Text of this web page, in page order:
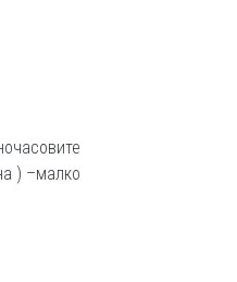
) –малко